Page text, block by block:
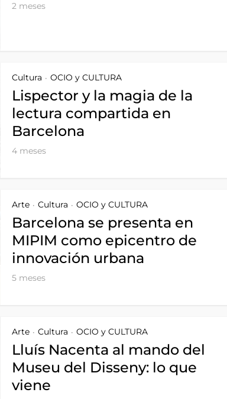
2 meses
Cultura • OCIO y CULTURA
Lispector y la magia de la
lectura compartida en
Barcelona
4 meses
Arte • Cultura • OCIO y CULTURA
Barcelona se presenta en
MIPIM como epicentro de
innovación urbana
5 meses
Arte • Cultura • OCIO y CULTURA
Lluís Nacenta al mando del
Museu del Disseny: lo que
viene